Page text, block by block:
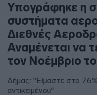
Υπογράφηκε η
συστήματα
Διεθνές
Αναμένεται να
τον Νοέμβριο
Δήμας: "Είμαστε στο
αντικειμένου"